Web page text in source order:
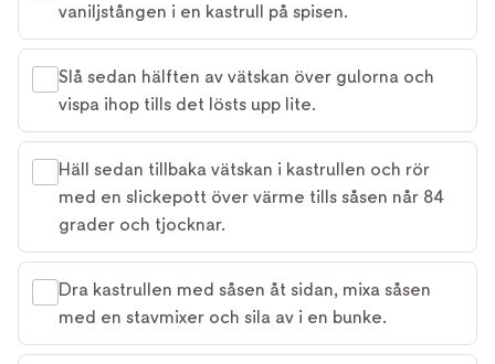
vaniljstången i en kastrull på spisen.
Slå sedan hälften av vätskan över gulorna och
vispa ihop tills det lösts upp lite.
Häll sedan tillbaka vätskan i kastrullen och rör
med en slickepott över värme tills såsen når 84
grader och tjocknar.
Dra kastrullen med såsen åt sidan, mixa såsen
med en stavmixer och sila av i en bunke.